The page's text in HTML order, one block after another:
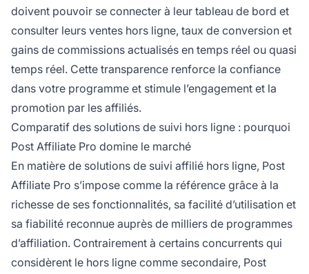
doivent pouvoir se connecter à leur tableau de bord et
consulter leurs ventes hors ligne, taux de conversion et
gains de commissions actualisés en temps réel ou quasi
temps réel. Cette transparence renforce la confiance
dans votre programme et stimule l’engagement et la
promotion par les affiliés.
Comparatif des solutions de suivi hors ligne : pourquoi
Post Affiliate Pro domine le marché
En matière de solutions de suivi affilié hors ligne, Post
Affiliate Pro s’impose comme la référence grâce à la
richesse de ses fonctionnalités, sa facilité d’utilisation et
sa fiabilité reconnue auprès de milliers de programmes
d’affiliation. Contrairement à certains concurrents qui
considèrent le hors ligne comme secondaire, Post